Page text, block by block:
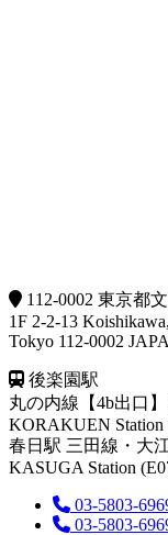
112-0002 東京都
1F 2-2-13
Tokyo 112-0002
後楽園駅
丸の内線【4b出口
KORAKUEN Station
春日駅 三田線・大
KASUGA Station
03-5803-
03-5803-